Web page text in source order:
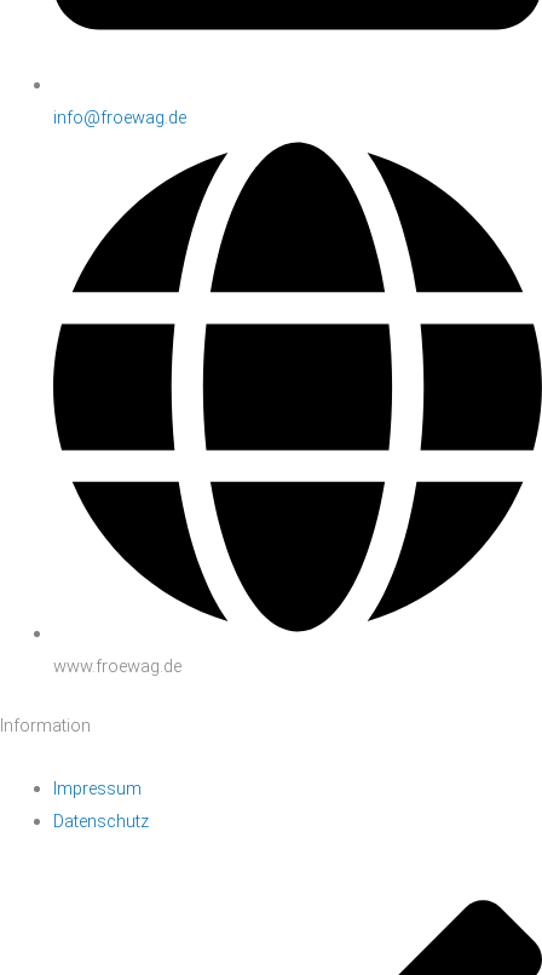
info@froewag.de
www.froewag.de
Information
Impressum
Datenschutz